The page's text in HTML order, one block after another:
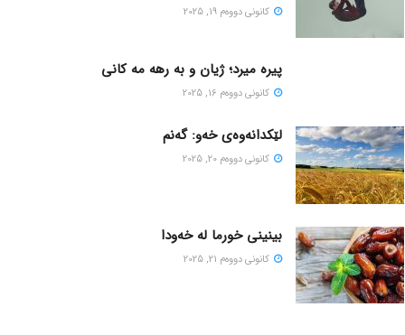
كانونی دووه‌م 19, 2025
پیره میرد؛ ژیان و به رهه مه کانی
كانونی دووه‌م 16, 2025
لێکدانەوەی خەو: گەنم
كانونی دووه‌م 20, 2025
بینینی خورما لە خەودا
كانونی دووه‌م 21, 2025